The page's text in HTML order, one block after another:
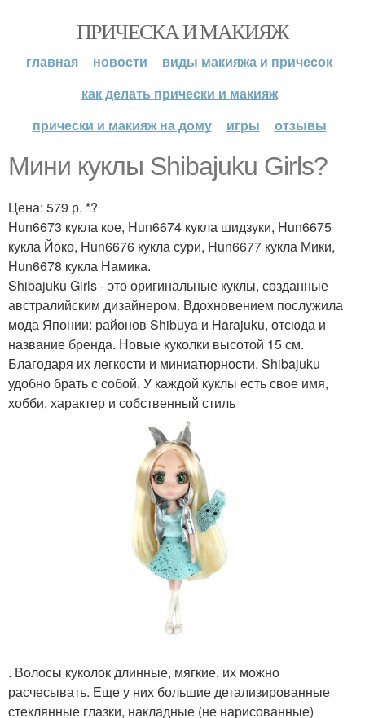
ПРИЧЕСКА И МАКИЯЖ
главная новости
виды макияжа и причесок
как делать прически и макияж
прически и макияж на дому
игры отзывы
Мини куклы Shibajuku Girls?
Цена: 579 р. *?
Hun6673 кукла кое, Hun6674 кукла шидзуки, Hun6675
кукла Йоко, Hun6676 кукла сури, Hun6677 кукла Мики,
Hun6678 кукла Намика.
Shibajuku Girls - это оригинальные куклы, созданные
австралийским дизайнером. Вдохновением послужила
мода Японии: районов Shibuya и Harajuku, отсюда и
название бренда. Новые куколки высотой 15 см.
Благодаря их легкости и миниатюрности, Shibajuku
удобно брать с собой. У каждой куклы есть свое имя,
хобби, характер и собственный стиль
. Волосы куколок длинные, мягкие, их можно
расчесывать. Еще у них большие детализированные
стеклянные глазки, накладные (не нарисованные)